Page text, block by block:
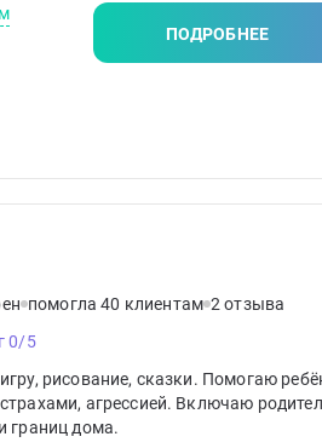
ПОДРОБНЕЕ
помогла 40 клиентам 2 отзыва
0/5
рисование, сказки. Помогаю
агрессией. Включаю
границ дома.